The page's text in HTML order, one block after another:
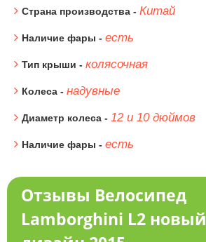
Страна производства - Китай
Наличие фары - есть
Тип крыши - колясочная
Колеса - надувные
Диаметр колеса - 12 и 10 дюймов
Наличие фары - есть
Отзывы Велосипед
Lamborghini L2 новый